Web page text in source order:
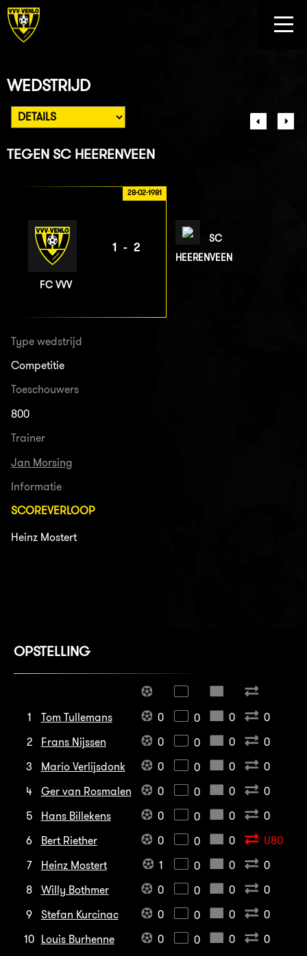
WEDSTRIJD
TEGEN SC HEERENVEEN
28-02-1981
FC VVV
1-2
SC
HEERENVEEN
Type wedstrijd
Competitie
Toeschouwers
800
Trainer
Jan Morsing
Informatie
SCOREVERLOOP
Heinz Mostert
OPSTELLING
1 Tom Tullemans 0 0 0
0
2
Frans Nijssen 0 0 0
0
3
Mario Verlijsdonk 0 0 0
0
4
Ger van Rosmalen 0 0 0
0
5
Hans Billekens 0 0 0
0
6
Bert Riether 0 0 0
U80
7
Heinz Mostert 1 0 0
0
8
Willy Bothmer 0 0 0
0
9
Stefan Kurcinac 0 0 0
0
10 Louis Burhenne 0 0 0
0